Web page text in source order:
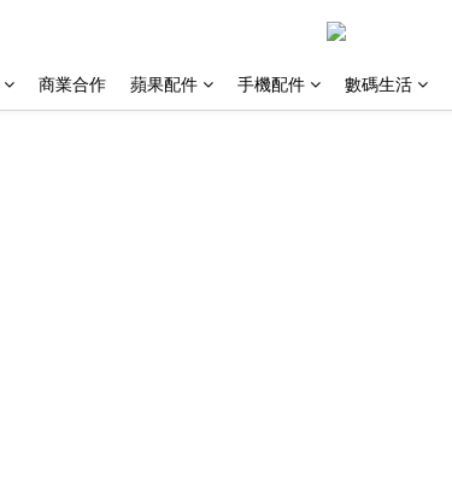
商業合作 蘋果配件 手機配件 數碼生活